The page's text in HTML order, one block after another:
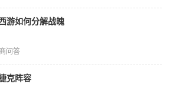
游如何分解战魄
问答
克阵容